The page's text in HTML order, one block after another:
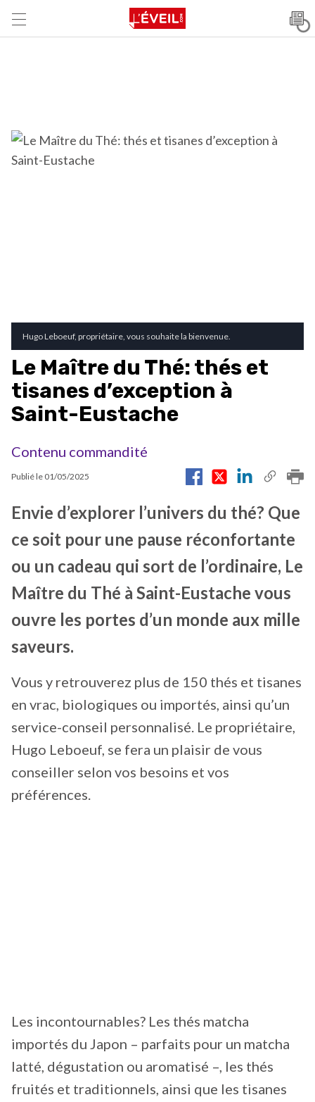
Hugo Leboeuf, propriétaire, vous souhaite la bienvenue.
Le Maître du Thé: thés et
tisanes d’exception à
Saint-Eustache
Contenu commandité
Publié le 01/05/2025
Envie d’explorer l’univers du thé? Que
ce soit pour une pause réconfortante
ou un cadeau qui sort de l’ordinaire, Le
Maître du Thé à Saint-Eustache vous
ouvre les portes d’un monde aux mille
saveurs.
Vous y retrouverez plus de 150 thés et tisanes
en vrac, biologiques ou importés, ainsi qu’un
service-conseil personnalisé. Le propriétaire,
Hugo Leboeuf, se fera un plaisir de vous
conseiller selon vos besoins et vos
préférences.
Les incontournables? Les thés matcha
importés du Japon – parfaits pour un matcha
latté, dégustation ou aromatisé –, les thés
fruités et traditionnels, ainsi que les tisanes